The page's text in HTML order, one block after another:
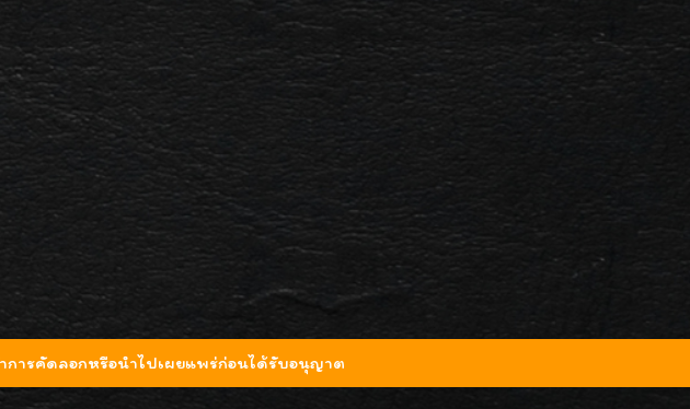
การคัดลอกหรือนำไปเผยแพร่ก่อนได้รับอนุญาต